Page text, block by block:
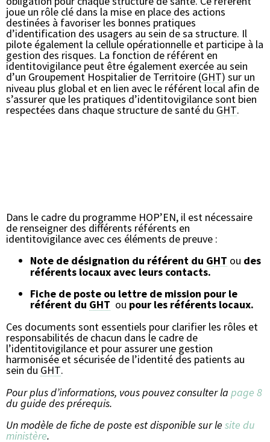
joue un rôle clé dans la mise en place des actions
destinées à favoriser les bonnes pratiques
d’identification des usagers au sein de sa structure. Il
pilote également la cellule opérationnelle et participe à la
gestion des risques. La fonction de référent en
identitovigilance peut être également exercée au sein
d’un Groupement Hospitalier de Territoire (GHT) sur un
niveau plus global et en lien avec le référent local afin de
s’assurer que les pratiques d’identitovigilance sont bien
respectées dans chaque structure de santé du GHT.
Dans le cadre du programme HOP’EN, il est nécessaire
de renseigner des différents référents en
identitovigilance avec ces éléments de preuve :
Note de désignation du référent du GHT ou des
référents locaux avec leurs contacts.
Fiche de poste ou lettre de mission pour le
référent du GHT ou pour les référents locaux.
Ces documents sont essentiels pour clarifier les rôles et
responsabilités de chacun dans le cadre de
l’identitovigilance et pour assurer une gestion
harmonisée et sécurisée de l’identité des patients au
sein du GHT.
Pour plus d’informations, vous pouvez consulter la page 8
du guide des prérequis.
Un modèle de fiche de poste est disponible sur le site du
ministère.